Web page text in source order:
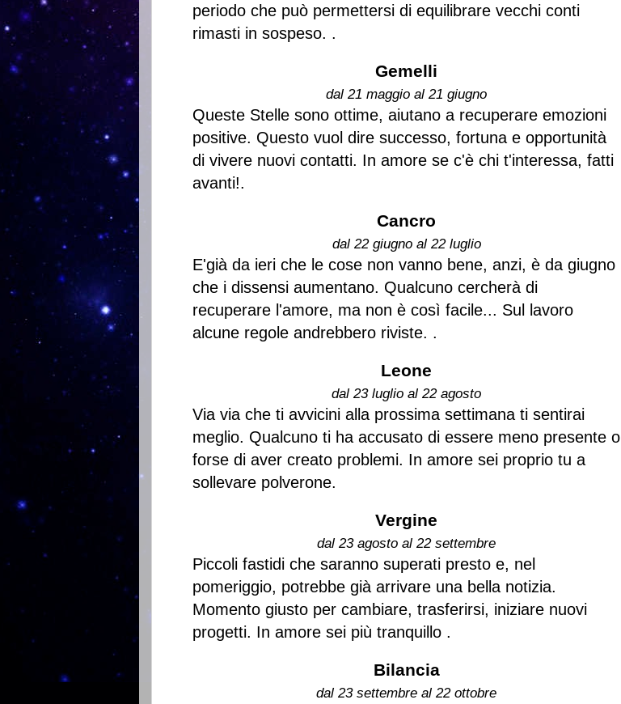
periodo che può permettersi di equilibrare vecchi conti
rimasti in sospeso. .
Gemelli
dal 21 maggio al 21 giugno
Queste Stelle sono ottime, aiutano a recuperare emozioni
positive. Questo vuol dire successo, fortuna e opportunità
di vivere nuovi contatti. In amore se c'è chi t'interessa, fatti
avanti!.
Cancro
dal 22 giugno al 22 luglio
E'già da ieri che le cose non vanno bene, anzi, è da giugno
che i dissensi aumentano. Qualcuno cercherà di
recuperare l'amore, ma non è così facile... Sul lavoro
alcune regole andrebbero riviste. .
Leone
dal 23 luglio al 22 agosto
Via via che ti avvicini alla prossima settimana ti sentirai
meglio. Qualcuno ti ha accusato di essere meno presente o
forse di aver creato problemi. In amore sei proprio tu a
sollevare polverone.
Vergine
dal 23 agosto al 22 settembre
Piccoli fastidi che saranno superati presto e, nel
pomeriggio, potrebbe già arrivare una bella notizia.
Momento giusto per cambiare, trasferirsi, iniziare nuovi
progetti. In amore sei più tranquillo .
Bilancia
dal 23 settembre al 22 ottobre